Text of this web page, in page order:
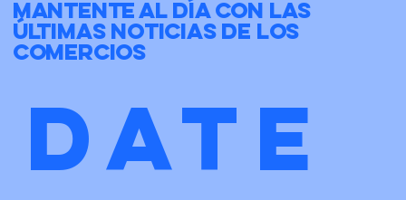
Mantente al día con las
últimas noticias de los
comercios
Date